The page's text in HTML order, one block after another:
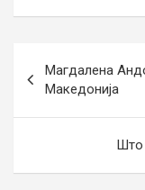
navigation
Магдалена
Македонија
Што